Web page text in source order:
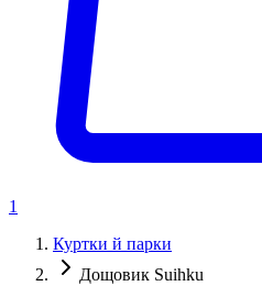
1
Куртки й парки
Дощовик Suihku